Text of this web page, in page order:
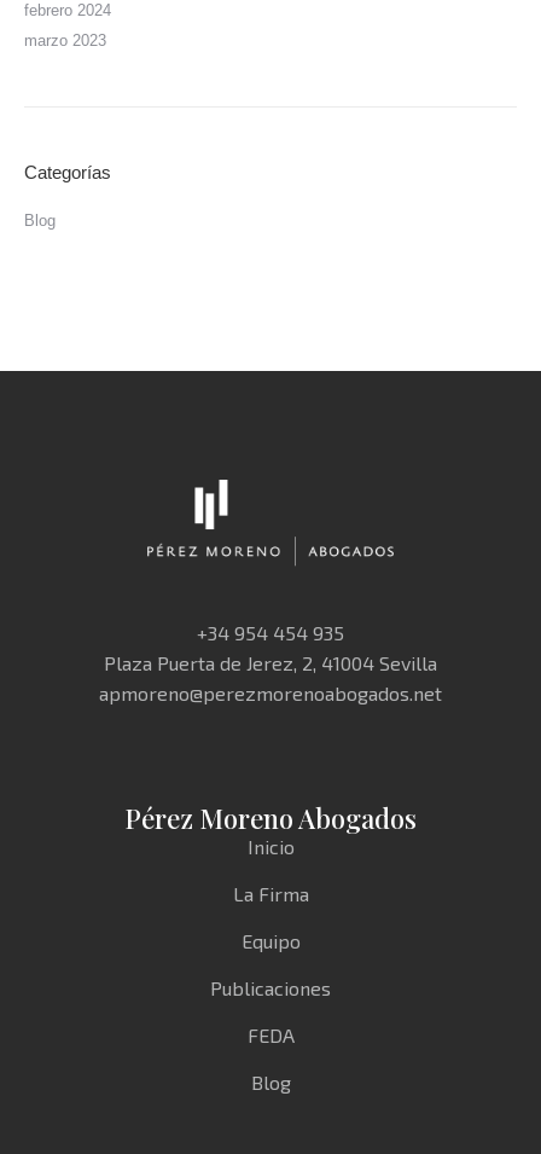
febrero 2024
marzo 2023
Categorías
Blog
+34 954 454 935
Plaza Puerta de Jerez, 2, 41004 Sevilla
apmoreno@perezmorenoabogados.net
Pérez Moreno Abogados
Inicio
La Firma
Equipo
Publicaciones
FEDA
Blog